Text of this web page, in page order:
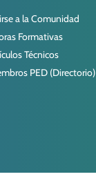
a la Comunidad
Formativas
Técnicos
PED (Directorio)